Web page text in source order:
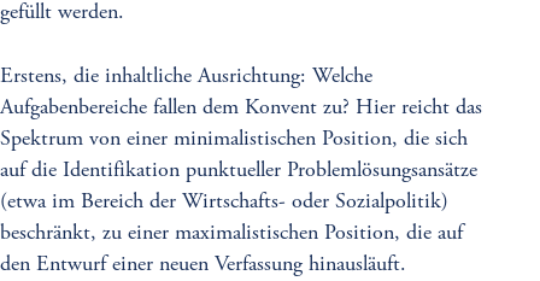
gefüllt werden.
Erstens, die inhaltliche Ausrichtung: Welche
Aufgabenbereiche fallen dem Konvent zu? Hier reicht das
Spektrum von einer minimalistischen Position, die sich
auf die Identifikation punktueller Problemlösungsansätze
(etwa im Bereich der Wirtschafts- oder Sozialpolitik)
beschränkt, zu einer maximalistischen Position, die auf
den Entwurf einer neuen Verfassung hinausläuft.